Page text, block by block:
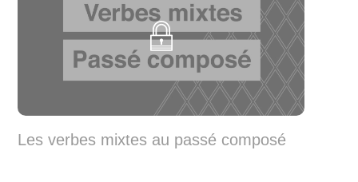
Les verbes mixtes au passé composé